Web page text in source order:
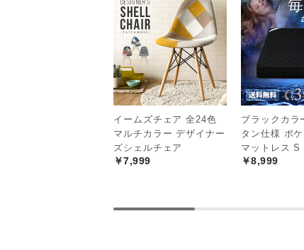
< 前へ
お部屋に馴染む
イームズチェア 全24色
マルチカラー デザイナー
ズシェルチェア
￥7,999
ブラックカラ
タン仕様 ポ
マットレス S
￥8,999